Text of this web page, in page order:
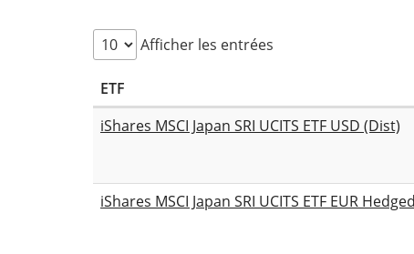
Afficher les entrées
ETF
iShares MSCI Japan SRI UCITS ETF USD (Dist)
iShares MSCI Japan SRI UCITS ETF EUR